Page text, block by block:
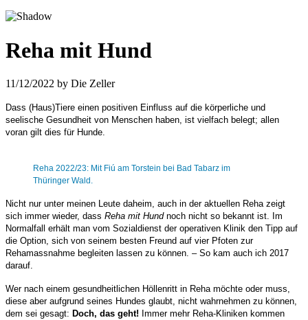
Reha mit Hund
11/12/2022 by Die Zeller
Dass (Haus)Tiere einen positiven Einfluss auf die körperliche und
seelische Gesundheit von Menschen haben, ist vielfach belegt; allen
voran gilt dies für Hunde.
Reha 2022/23: Mit Fiú am Torstein bei Bad Tabarz im
Thüringer Wald.
Nicht nur unter meinen Leute daheim, auch in der aktuellen Reha zeigt
sich immer wieder, dass Reha mit Hund noch nicht so bekannt ist. Im
Normalfall erhält man vom Sozialdienst der operativen Klinik den Tipp auf
die Option, sich von seinem besten Freund auf vier Pfoten zur
Rehamassnahme begleiten lassen zu können. – So kam auch ich 2017
darauf.
Wer nach einem gesundheitlichen Höllenritt in Reha möchte oder muss,
diese aber aufgrund seines Hundes glaubt, nicht wahrnehmen zu können,
dem sei gesagt: Doch, das geht! Immer mehr Reha-Kliniken kommen